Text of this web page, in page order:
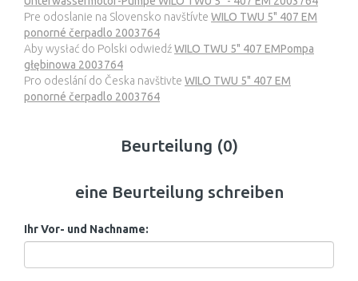
Pre odoslanie na Slovensko navštívte WILO TWU 5" 407 EM
ponorné čerpadlo 2003764
Aby wysłać do Polski odwiedźWILO TWU 5" 407 EMPompa
głębinowa 2003764
Pro odeslání do Česka navštivte WILO TWU 5" 407 EM
ponorné čerpadlo 2003764
Beurteilung (0)
eine Beurteilung schreiben
Ihr Vor- und Nachname: